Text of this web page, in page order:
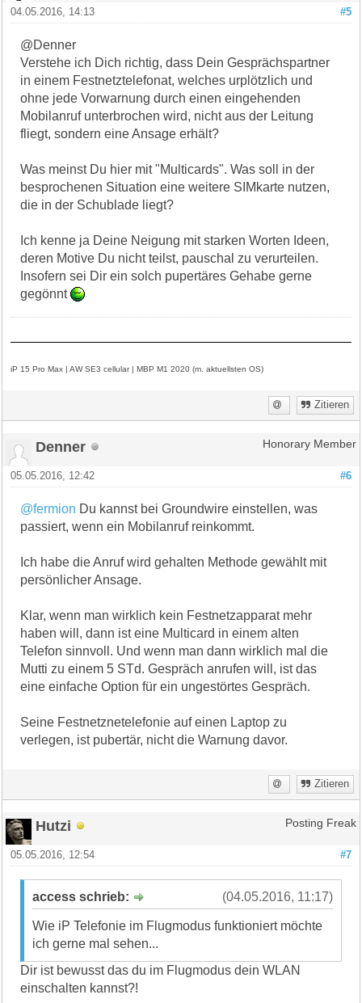
#5
04.05.2016, 14:13
@Denner
Verstehe ich Dich richtig, dass Dein Gesprächspartner
in einem Festnetztelefonat, welches urplötzlich und
ohne jede Vorwarnung durch einen eingehenden
Mobilanruf unterbrochen wird, nicht aus der Leitung
fliegt, sondern eine Ansage erhält?
Was meinst Du hier mit "Multicards". Was soll in der
besprochenen Situation eine weitere SIMkarte nutzen,
die in der Schublade liegt?
Ich kenne ja Deine Neigung mit starken Worten Ideen,
deren Motive Du nicht teilst, pauschal zu verurteilen.
Insofern sei Dir ein solch pupertäres Gehabe gerne
gegönnt
iP 15 Pro Max | AW SE3 cellular | MBP M1 2020 (m. aktuellsten OS)
Zitieren
Denner Honorary Member
#6
05.05.2016, 12:42
@fermion Du kannst bei Groundwire einstellen, was
passiert, wenn ein Mobilanruf reinkommt.
Ich habe die Anruf wird gehalten Methode gewählt mit
persönlicher Ansage.
Klar, wenn man wirklich kein Festnetzapparat mehr
haben will, dann ist eine Multicard in einem alten
Telefon sinnvoll. Und wenn man dann wirklich mal die
Mutti zu einem 5 STd. Gespräch anrufen will, ist das
eine einfache Option für ein ungestörtes Gespräch.
Seine Festnetznetelefonie auf einen Laptop zu
verlegen, ist pubertär, nicht die Warnung davor.
Zitieren
Hutzi Posting Freak
#7
05.05.2016, 12:54
(04.05.2016, 11:17)
access schrieb:
Wie iP Telefonie im Flugmodus funktioniert möchte
ich gerne mal sehen...
Dir ist bewusst das du im Flugmodus dein WLAN
einschalten kannst?!